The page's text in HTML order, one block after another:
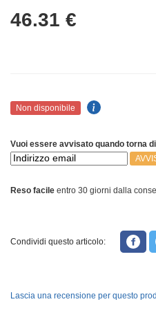
46.31 €
Non disponibile
Vuoi essere avvisato quando torna
Reso facile entro 30 giorni dalla
Condividi questo articolo:
Lascia una recensione per questo